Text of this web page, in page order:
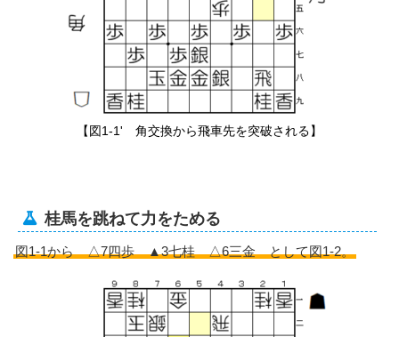
【図1-1' 角交換から飛車先を突破される】
桂馬を跳ねて力をためる
図1-1から △7四歩 ▲3七桂 △6三金 として図1-2。